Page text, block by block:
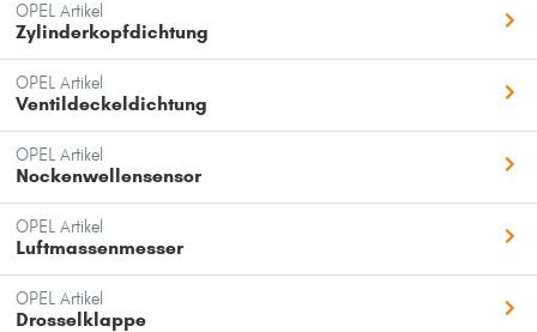
OPEL Artikel
Zylinderkopfdichtung
OPEL Artikel
Ventildeckeldichtung
OPEL Artikel
Nockenwellensensor
OPEL Artikel
Luftmassenmesser
OPEL Artikel
Drosselklappe